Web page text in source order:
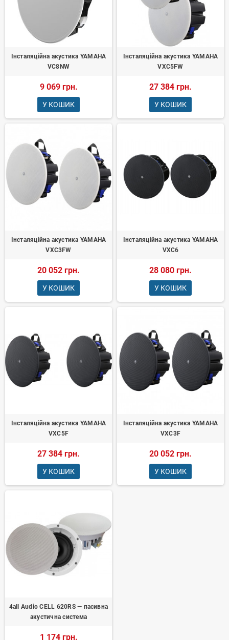
Інсталяційна акустика YAMAHA
VC8NW
9 069 грн.
У КОШИК
Інсталяційна акустика YAMAHA
VXC5FW
27 384 грн.
У КОШИК
Інсталяційна акустика YAMAHA
VXC3FW
20 052 грн.
У КОШИК
Інсталяційна акустика YAMAHA
VXC6
28 080 грн.
У КОШИК
Інсталяційна акустика YAMAHA
VXC5F
27 384 грн.
У КОШИК
Інсталяційна акустика YAMAHA
VXC3F
20 052 грн.
У КОШИК
4all Audio CELL 620RS — пасивна
акустична система
1 174 грн.